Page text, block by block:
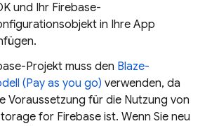
und Ihr Firebase-
in Ihre App
Projekt muss den Blaze-
(Pay as you go) verwenden, da
Voraussetzung für die Nutzung von
for Firebase ist. Wenn Sie neu